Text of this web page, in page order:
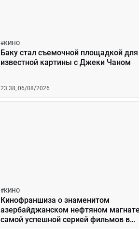
#КИНО
Баку стал съемочной площадкой
известной картины с Джеки Чаном
23:38, 06/08/2026
#КИНО
Кинофраншиза о знаменитом
азербайджанском нефтяном
самой успешной серией фильмов в